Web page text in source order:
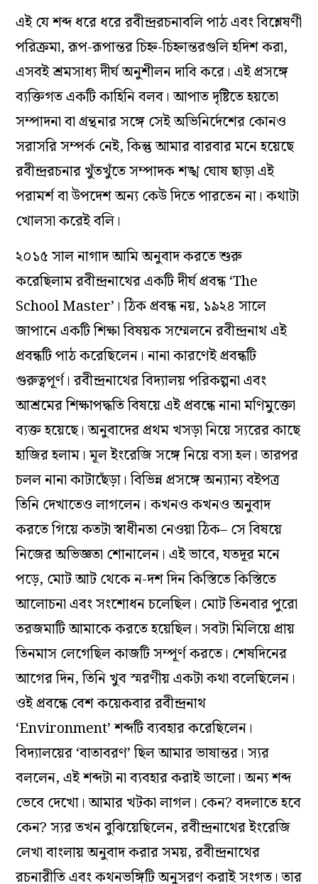
এই যে শব্দ ধরে ধরে রবীন্দ্ররচনাবলি পাঠ এবং বিশ্লেষণী
পরিক্রমা, রূপ-রূপান্তর চিহ্ন-চিহ্নান্তরগুলি হদিশ করা,
এসবই শ্রমসাধ‌্য দীর্ঘ অনুশীলন দাবি করে। এই প্রসঙ্গে
ব‌্যক্তিগত একটি কাহিনি বলব। আপাত দৃষ্টিতে হয়তো
সম্পাদনা বা গ্রন্থনার সঙ্গে সেই অভিনির্দেশের কোনও
সরাসরি সম্পর্ক নেই, কিন্তু আমার বারবার মনে হয়েছে
রবীন্দ্ররচনার খুঁতখুঁতে সম্পাদক শঙ্খ ঘোষ ছাড়া এই
পরামর্শ বা উপদেশ অন‌্য কেউ দিতে পারতেন না। কথাটা
খোলসা করেই বলি।
২০১৫ সাল নাগাদ আমি অনুবাদ করতে শুরু
করেছিলাম রবীন্দ্রনাথের একটি দীর্ঘ প্রবন্ধ ‘The
School Master’। ঠিক প্রবন্ধ নয়, ১৯২৪ সালে
জাপানে একটি শিক্ষা বিষয়ক সম্মেলনে রবীন্দ্রনাথ এই
প্রবন্ধটি পাঠ করেছিলেন। নানা কারণেই প্রবন্ধটি
গুরুত্বপূর্ণ। রবীন্দ্রনাথের বিদ‌্যালয় পরিকল্পনা এবং
আশ্রমের শিক্ষাপদ্ধতি বিষয়ে এই প্রবন্ধে নানা মণিমুক্তো
ব‌্যক্ত হয়েছে। অনুবাদের প্রথম খসড়া নিয়ে স‌্যরের কাছে
হাজির হলাম। মূল ইংরেজি সঙ্গে নিয়ে বসা হল। তারপর
চলল নানা কাটাছেঁড়া। বিভিন্ন প্রসঙ্গে অন‌্যান‌্য বইপত্র
তিনি দেখাতেও লাগলেন। কখনও কখনও অনুবাদ
করতে গিয়ে কতটা স্বাধীনতা নেওয়া ঠিক– সে বিষয়ে
নিজের অভিজ্ঞতা শোনালেন। এই ভাবে, যতদূর মনে
পড়ে, মোট আট থেকে ন-দশ দিন কিস্তিতে কিস্তিতে
আলোচনা এবং সংশোধন চলেছিল। মোট তিনবার পুরো
তরজমাটি আমাকে করতে হয়েছিল। সবটা মিলিয়ে প্রায়
তিনমাস লেগেছিল কাজটি সম্পূর্ণ করতে। শেষদিনের
আগের দিন, তিনি খুব স্মরণীয় একটা কথা বলেছিলেন।
ওই প্রবন্ধে বেশ কয়েকবার রবীন্দ্রনাথ
‘Environment’ শব্দটি ব‌্যবহার করেছিলেন।
বিদ‌্যালয়ের ‘বাতাবরণ’ ছিল আমার ভাষান্তর। স‌্যর
বললেন, এই শব্দটা না ব‌্যবহার করাই ভালো। অন‌্য শব্দ
ভেবে দেখো। আমার খটকা লাগল। কেন? বদলাতে হবে
কেন? স‌্যর তখন বুঝিয়েছিলেন, রবীন্দ্রনাথের ইংরেজি
লেখা বাংলায় অনুবাদ করার সময়, রবীন্দ্রনাথের
রচনারীতি এবং কথনভঙ্গিটি অনুসরণ করাই সংগত। তার